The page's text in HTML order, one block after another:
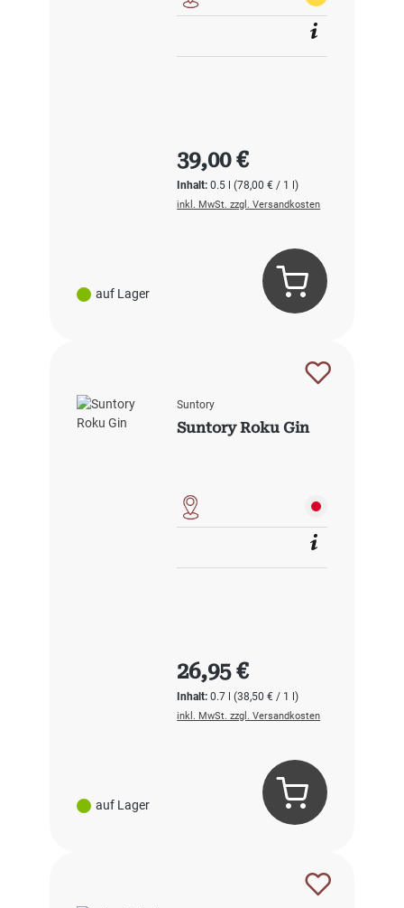
auf Lager
Inhalt:0.5 l(78,00 € / 1 l)
Regulärer Preis:
39,00 €
inkl. MwSt. zzgl. Versandkosten
auf Lager
Suntory
Suntory Roku Gin
Inhalt:0.7 l(38,50 € / 1 l)
Regulärer Preis:
26,95 €
inkl. MwSt. zzgl. Versandkosten